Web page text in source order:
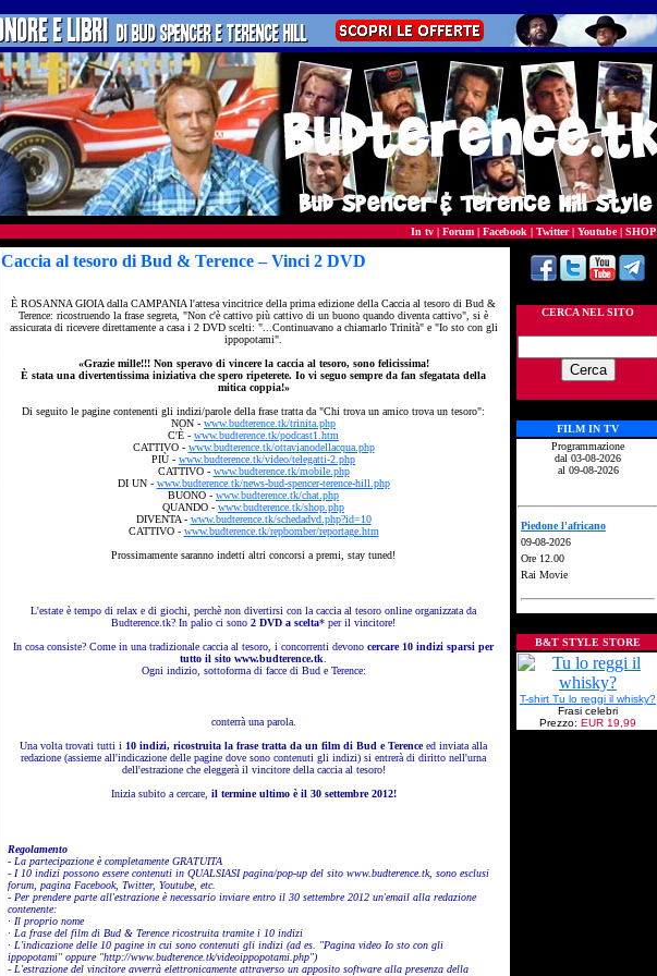
In tv | Forum | Facebook | Twitter| Youtube| SHOP
Caccia al tesoro di Bud & Terence – Vinci 2 DVD
È ROSANNA GIOIA dalla CAMPANIA l'attesa vincitrice della prima edizione della Caccia al tesoro di Bud &
Terence: ricostruendo la frase segreta, "Non c'è cattivo più cattivo di un buono quando diventa cattivo", si è
assicurata di ricevere direttamente a casa i 2 DVD scelti: "...Continuavano a chiamarlo Trinità" e "Io sto con gli
ippopotami".
«Grazie mille!!! Non speravo di vincere la caccia al tesoro, sono felicissima!
È stata una divertentissima iniziativa che spero ripeterete. Io vi seguo sempre da fan sfegatata della
mitica coppia!»
Di seguito le pagine contenenti gli indizi/parole della frase tratta da "Chi trova un amico trova un tesoro":
NON - www.budterence.tk/trinita.php
C'È - www.budterence.tk/podcast1.htm
CATTIVO - www.budterence.tk/ottavianodellacqua.php
PIÙ - www.budterence.tk/video/telegatti-2.php
CATTIVO - www.budterence.tk/mobile.php
DI UN - www.budterence.tk/news-bud-spencer-terence-hill.php
BUONO - www.budterence.tk/chat.php
QUANDO - www.budterence.tk/shop.php
DIVENTA - www.budterence.tk/schedadvd.php?id=10
CATTIVO - www.budterence.tk/repbomber/reportage.htm
Prossimamente saranno indetti altri concorsi a premi, stay tuned!
L'estate è tempo di relax e di giochi, perchè non divertirsi con la caccia al tesoro online organizzata da
Budterence.tk? In palio ci sono 2 DVD a scelta* per il vincitore!
In cosa consiste? Come in una tradizionale caccia al tesoro, i concorrenti devono cercare 10 indizi sparsi per
tutto il sito www.budterence.tk
Ogni indizio, sottoforma di facce di Bud e Terence:
conterrà una parola.
Una volta trovati tutti i 10 indizi, ricostruita la frase tratta da un film di Bud e Terenceed inviata alla
redazione (assieme all'indicazione delle pagine dove sono contenuti gli indizi) si entrerà di diritto nell'urna
dell'estrazione che eleggerà il vincitore della caccia al tesoro!
Inizia subito a cercare, il termine ultimo è il 30 settembre 2012!
Regolamento
- La partecipazione è completamente GRATUITA
- I 10 indizi possono essere contenuti in QUALSIASI pagina/pop-up del sito www.budterence.tk, sono esclusi
forum, pagina Facebook, Twitter, Youtube, etc.
- Per prendere parte all'estrazione è necessario inviare entro il 30 settembre 2012 un'email alla redazione
contenente:
· Il proprio nome
· La frase del film di Bud & Terence ricostruita tramite i 10 indizi
· L'indicazione delle 10 pagine in cui sono contenuti gli indizi (ad es. "Pagina video Io sto con gli
ippopotami" oppure "http://www.budterence.tk/videoippopotami.php")
- L'estrazione del vincitore avverrà elettronicamente attraverso un apposito software alla presenza della
CERCA NEL SITO
FILM IN TV
Programmazione
dal 03-08-2026
al 09-08-2026
Piedone l'africano
09-08-2026
Ore 12.00
Rai Movie
B&T STYLE STORE
T-shirt Tu lo reggi il whisky?
Frasi celebri
Prezzo: EUR 19,99